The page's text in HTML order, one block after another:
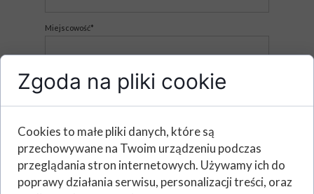
Miejscowość*
Imię i nazwisko (Osoba zgłaszająca)*
E - mail*
Telefon*
Zgoda na pliki cookie
Cookies to małe pliki danych, które są
przechowywane na Twoim urządzeniu podczas
przeglądania stron internetowych. Używamy ich do
poprawy działania serwisu, personalizacji treści, oraz